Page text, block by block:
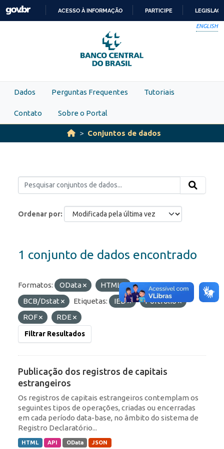
Skip to main content
PARA
O
CONTEÚDO
ACESSO À INFORMAÇÃO PARTICIPE
ENGLISH
Dados Perguntas Frequentes Tutoriais
Contato Sobre o Portal
Conjuntos de dados
Ordenar por
1 conjunto de dados encontrado
Formatos: OData HTML
Organizações:
BCB/Dstat
Etiquetas: IED
Portfólio
ROF
RDE
Filtrar Resultados
Publicação dos registros de capitais
estrangeiros
Os registros de capitais estrangeiros contemplam os
seguintes tipos de operações, criadas ou encerradas
em cada período data-base, no âmbito do sistema de
Registro Declaratório...
HTML API OData JSON